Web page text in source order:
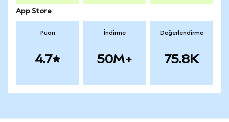
App Store
Puan
4.7
İndirme
50M+
Değerlendirme
75.8K